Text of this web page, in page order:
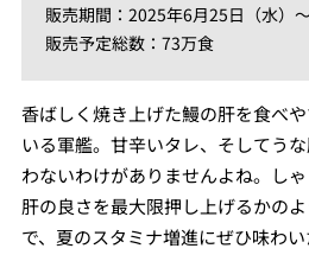
販売期間：2025年6月25日（水）
販売予定総数：73万食
香ばしく焼き上げた鰻の肝を食べ
いる軍艦。甘辛いタレ、そしてう
わないわけがありませんよね。し
肝の良さを最大限押し上げるかの
で、夏のスタミナ増進にぜひ味わい